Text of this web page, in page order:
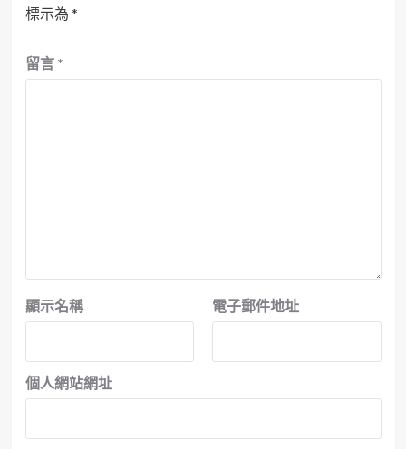
標示為 *
留言 *
顯示名稱 電子郵件地址
個人網站網址